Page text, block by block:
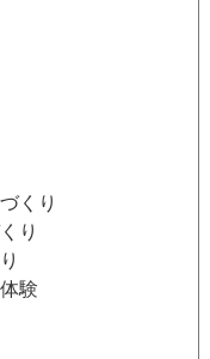
くり
り
験